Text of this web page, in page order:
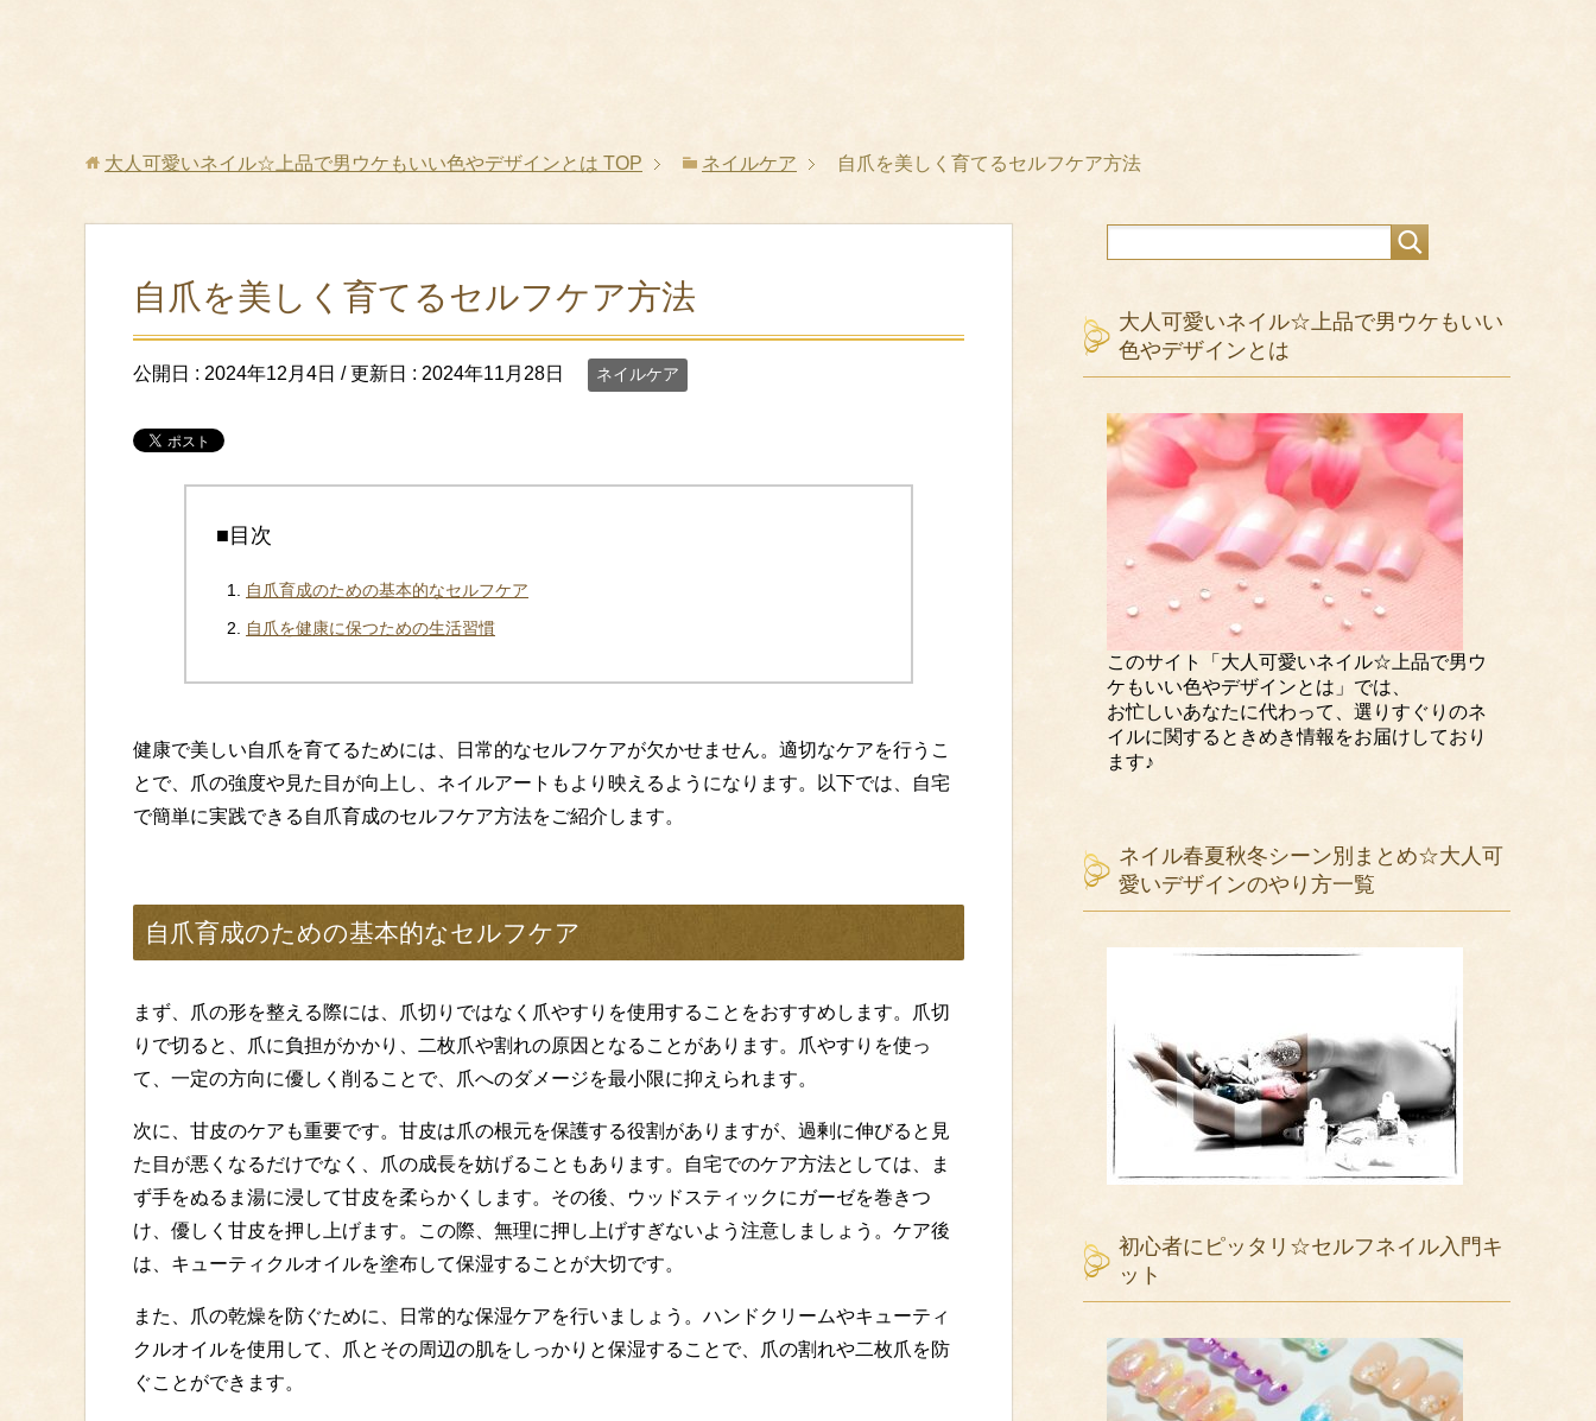
大人可愛いネイル☆上品で男ウケもいい色やデザインとは TOP ネイルケア 自爪を美しく育てるセルフケア方法
自爪を美しく育てるセルフケア方法
公開日 : 2024年12月4日 / 更新日 : 2024年11月28日 ネイルケア
■目次
自爪育成のための基本的なセルフケア
自爪を健康に保つための生活習慣
健康で美しい自爪を育てるためには、日常的なセルフケアが欠かせません。適切なケアを行うこ
とで、爪の強度や見た目が向上し、ネイルアートもより映えるようになります。以下では、自宅
で簡単に実践できる自爪育成のセルフケア方法をご紹介します。
自爪育成のための基本的なセルフケア
まず、爪の形を整える際には、爪切りではなく爪やすりを使用することをおすすめします。爪切
りで切ると、爪に負担がかかり、二枚爪や割れの原因となることがあります。爪やすりを使っ
て、一定の方向に優しく削ることで、爪へのダメージを最小限に抑えられます。
次に、甘皮のケアも重要です。甘皮は爪の根元を保護する役割がありますが、過剰に伸びると見
た目が悪くなるだけでなく、爪の成長を妨げることもあります。自宅でのケア方法としては、ま
ず手をぬるま湯に浸して甘皮を柔らかくします。その後、ウッドスティックにガーゼを巻きつ
け、優しく甘皮を押し上げます。この際、無理に押し上げすぎないよう注意しましょう。ケア後
は、キューティクルオイルを塗布して保湿することが大切です。
また、爪の乾燥を防ぐために、日常的な保湿ケアを行いましょう。ハンドクリームやキューティ
クルオイルを使用して、爪とその周辺の肌をしっかりと保湿することで、爪の割れや二枚爪を防
ぐことができます。
大人可愛いネイル☆上品で男ウケもいい
色やデザインとは
このサイト「大人可愛いネイル☆上品で男ウ
ケもいい色やデザインとは」では、
お忙しいあなたに代わって、選りすぐりのネ
イルに関するときめき情報をお届けしており
ます♪
ネイル春夏秋冬シーン別まとめ☆大人可
愛いデザインのやり方一覧
初心者にピッタリ☆セルフネイル入門キ
ット